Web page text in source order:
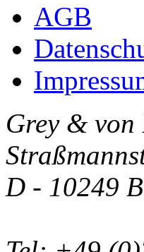
AGB
Grey & von
D - 10249